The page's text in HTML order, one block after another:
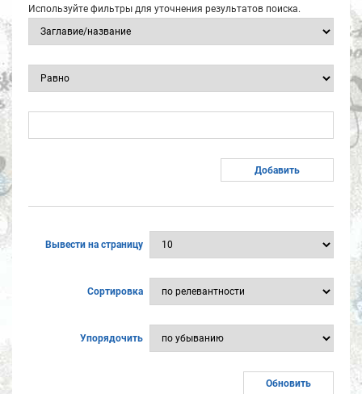
Используйте фильтры для уточнения результатов поиска.
Вывести на страницу
Сортировка
Упорядочить